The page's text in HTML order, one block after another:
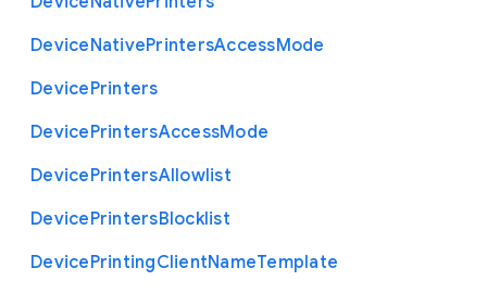
DeviceNativePrintersAccessMode
DevicePrinters
DevicePrintersAccessMode
DevicePrintersAllowlist
DevicePrintersBlocklist
DevicePrintingClientNameTemplate